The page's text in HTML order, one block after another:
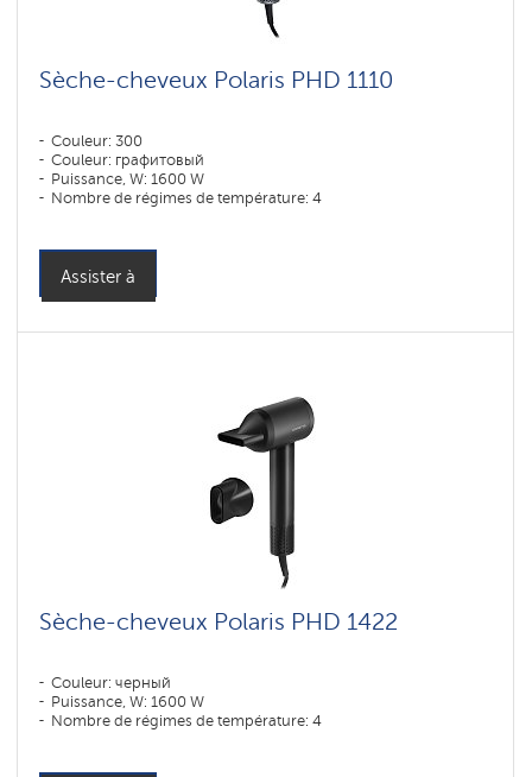
Sèche-cheveux Polaris PHD 1110
Couleur: 300
Couleur: графитовый
Puissance, W: 1600 W
Nombre de régimes de température: 4
Assister à
Sèche-cheveux Polaris PHD 1422
Couleur: черный
Puissance, W: 1600 W
Nombre de régimes de température: 4